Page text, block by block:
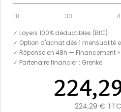
18 30
✓ Loyers 100% déductibles (BIC)
✓ Option d'achat dès 1 mensualité
✓ Réponse en 48h — Financement >
✓ Partenaire financier : Grenke
224,29 €